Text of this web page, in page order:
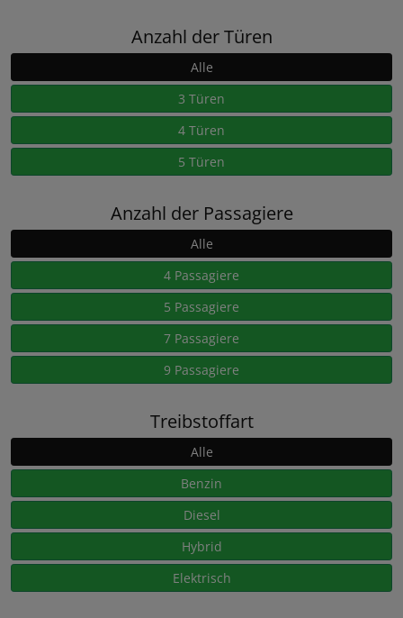
Anzahl der Türen
Alle
3 Türen
4 Türen
5 Türen
Anzahl der Passagiere
Alle
4 Passagiere
5 Passagiere
7 Passagiere
9 Passagiere
Treibstoffart
Alle
Benzin
Diesel
Hybrid
Elektrisch